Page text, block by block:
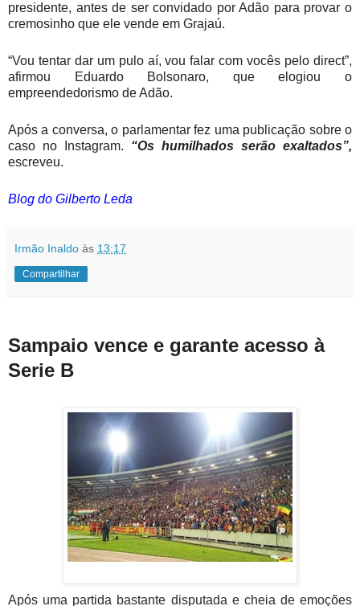
presidente, antes de ser convidado por Adão para provar o
cremosinho que ele vende em Grajaú.
“Vou tentar dar um pulo aí, vou falar com vocês pelo direct”,
afirmou Eduardo Bolsonaro, que elogiou o
empreendedorismo de Adão.
Após a conversa, o parlamentar fez uma publicação sobre o
caso no Instagram. “Os humilhados serão exaltados”,
escreveu.
Blog do Gilberto Leda
Irmão Inaldo às 13:17
Compartilhar
Sampaio vence e garante acesso à
Serie B
Após uma partida bastante disputada e cheia de emoções